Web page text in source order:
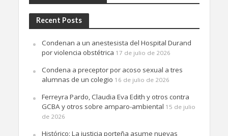
Recent Posts
Condenan a un anestesista del Hospital Durand
por violencia obstétrica 17 de julio de 2026
Condena a preceptor por acoso sexual a tres
alumnas de un colegio 16 de julio de 2026
Ferreyra Pardo, Claudia Eva Edith y otros contra
GCBA y otros sobre amparo-ambiental 15 de julio
de 2026
Histórico: La justicia porteña asume nuevas